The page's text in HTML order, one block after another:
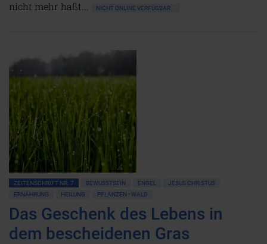
nicht mehr haßt...
NICHT ONLINE VERFÜGBAR
ZEITENSCHRIFT NR. 7 BEWUSSTSEIN ENGEL
JESUS CHRISTUS
ERNÄHRUNG
HEILUNG PFLANZEN • WALD
Das Geschenk des Lebens in
dem bescheidenen Gras